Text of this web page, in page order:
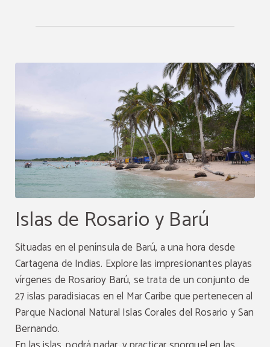
Islas de Rosario y Barú
Situadas en el península de Barú, a una hora desde
Cartagena de Indias. Explore las impresionantes playas
vírgenes deRosarioy Barú, se trata de un conjunto de
27 islas paradisiacas en el Mar Caribe que pertenecen al
Parque Nacional Natural Islas Corales del Rosario y San
Bernando.
Oferta exclusiva web